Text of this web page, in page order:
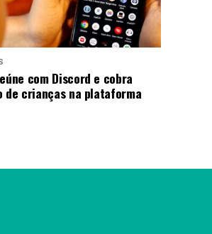
com Discord e cobra
de crianças na plataforma